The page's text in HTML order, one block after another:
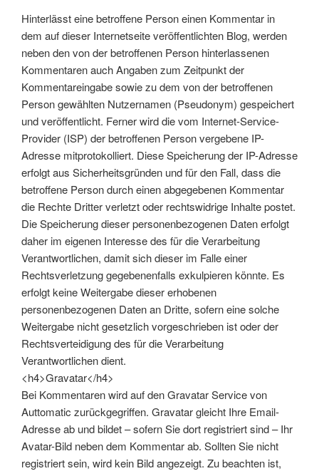
Hinterlässt eine betroffene Person einen Kommentar in
dem auf dieser Internetseite veröffentlichten Blog, werden
neben den von der betroffenen Person hinterlassenen
Kommentaren auch Angaben zum Zeitpunkt der
Kommentareingabe sowie zu dem von der betroffenen
Person gewählten Nutzernamen (Pseudonym) gespeichert
und veröffentlicht. Ferner wird die vom Internet-Service-
Provider (ISP) der betroffenen Person vergebene IP-
Adresse mitprotokolliert. Diese Speicherung der IP-Adresse
erfolgt aus Sicherheitsgründen und für den Fall, dass die
betroffene Person durch einen abgegebenen Kommentar
die Rechte Dritter verletzt oder rechtswidrige Inhalte postet.
Die Speicherung dieser personenbezogenen Daten erfolgt
daher im eigenen Interesse des für die Verarbeitung
Verantwortlichen, damit sich dieser im Falle einer
Rechtsverletzung gegebenenfalls exkulpieren könnte. Es
erfolgt keine Weitergabe dieser erhobenen
personenbezogenen Daten an Dritte, sofern eine solche
Weitergabe nicht gesetzlich vorgeschrieben ist oder der
Rechtsverteidigung des für die Verarbeitung
Verantwortlichen dient.
<h4>Gravatar</h4>
Bei Kommentaren wird auf den Gravatar Service von
Auttomatic zurückgegriffen. Gravatar gleicht Ihre Email-
Adresse ab und bildet – sofern Sie dort registriert sind – Ihr
Avatar-Bild neben dem Kommentar ab. Sollten Sie nicht
registriert sein, wird kein Bild angezeigt. Zu beachten ist,